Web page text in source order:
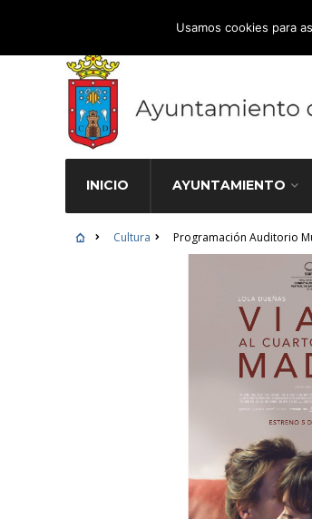
Atención Ciudadana 965 827 000
INICIO AYUNTAMIENTO
Cultura Programación Auditorio
Usamos cookies para